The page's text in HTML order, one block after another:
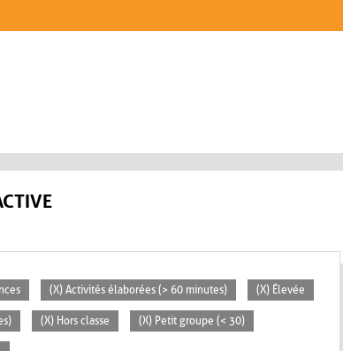
(X) Activités élaborées (> 60 minutes) (X) Élevée
(X) Hors classe (X) Petit groupe (< 30)